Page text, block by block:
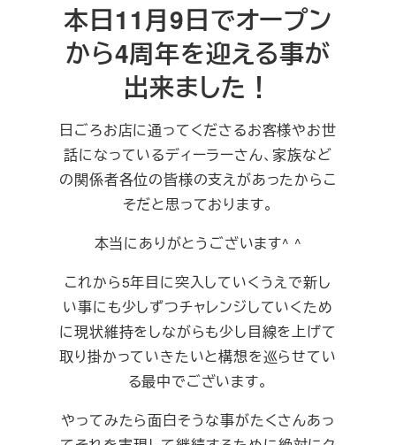
本日11月9日でオープン
から4周年を迎える事が
出来ました！
日ごろお店に通ってくださるお客様やお世
話になっているディーラーさん、家族など
の関係者各位の皆様の支えがあったからこ
そだと思っております。
本当にありがとうございます^ ^
これから5年目に突入していくうえで新し
い事にも少しずつチャレンジしていくため
に現状維持をしながらも少し目線を上げて
取り掛かっていきたいと構想を巡らせてい
る最中でございます。
やってみたら面白そうな事がたくさんあっ